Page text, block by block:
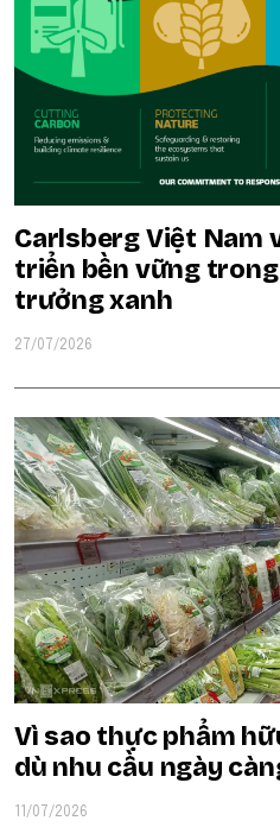
Carlsberg Việt Nam
triển bền vững
trưởng xanh
27/07/2026
Vì sao thực phẩm
dù nhu cầu ngày
11/07/2026